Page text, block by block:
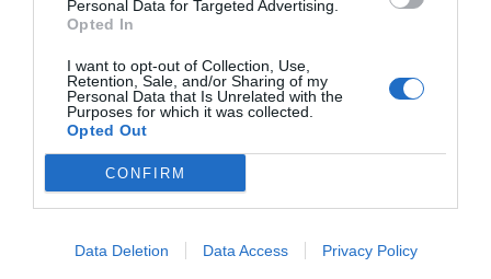
Personal Data for Targeted Advertising.
Opted In
I want to opt-out of Collection, Use,
Retention, Sale, and/or Sharing of my
Personal Data that Is Unrelated with the
Purposes for which it was collected.
Opted Out
CONFIRM
Data Deletion Data Access Privacy Policy
trazabilidad
DIGITAL Isabel Marín Moral 28/07/2026
Récord de comunicaciones para el
24 Congreso Nacional
NOTICIAS Y NOVEDADES Redacción 31/07/2026